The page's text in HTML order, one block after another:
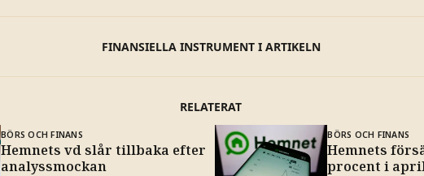
FINANSIELLA INSTRUMENT I ARTIKELN
RELATERAT
BÖRS OCH FINANS
Hemnets vd slår tillbaka efter
analyssmockan
BÖRS OCH FINANS
Hemnets
procent i